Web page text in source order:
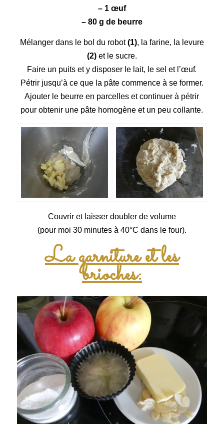
– 1 œuf
– 80 g de beurre
Mélanger dans le bol du robot(1), la farine, la levure
(2)et le sucre.
Faire un puits et y disposer le lait, le sel et l’œuf.
Pétrir jusqu’à ce que la pâte commence à se former.
Ajouter le beurre en parcelles et continuer à pétrir
pour obtenir une pâte homogène et un peu collante.
Couvrir et laisser doubler de volume
(pour moi 30 minutes à 40°C dans le four).
La garniture et les
brioches: